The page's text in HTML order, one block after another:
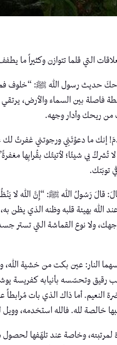
التي قلما تتوازن وكثيراً ما
حديث رسول الله ﷺ: “خلوف
فاصلة بين السماء والأرض،
من ريحك وأدار وجهه.
إنك ما دعوْتَنِي ورجوتني غفرتُ لك
تُشركُ بي شيئًا؛ لأتيتُك بقُرابِها
توبَتك.
قالَ رَسُولُ اللهِ ﷺ: “إِنَّ الله لا
عند الله بهيئة قلبه وظنه الذي
ولا نوع القماشة التي تستر
النار: عين بكت من خشية الله،
رقيق وتحسّسه بأنيابه كفريسة
النعيم. أما ذاك الذي بات مُرابطاً
خالصة لله. فالله استخدمه،
لمرتبته، وخاصة عند تلهّفها